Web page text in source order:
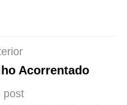
Acorrentado
post